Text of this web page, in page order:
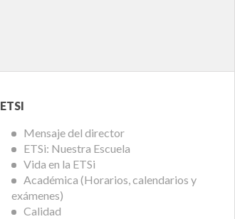
Menú
ETSi
ETSI
Mensaje del director
ETSi: Nuestra Escuela
Vida en la ETSi
Académica (Horarios, calendarios y
exámenes)
Calidad